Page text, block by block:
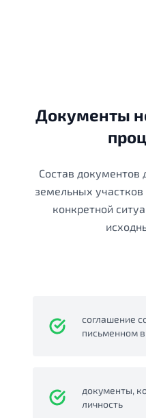
Документы
Состав документов
земельных участков
конкретной
соглашение
письменном
документы,
личность